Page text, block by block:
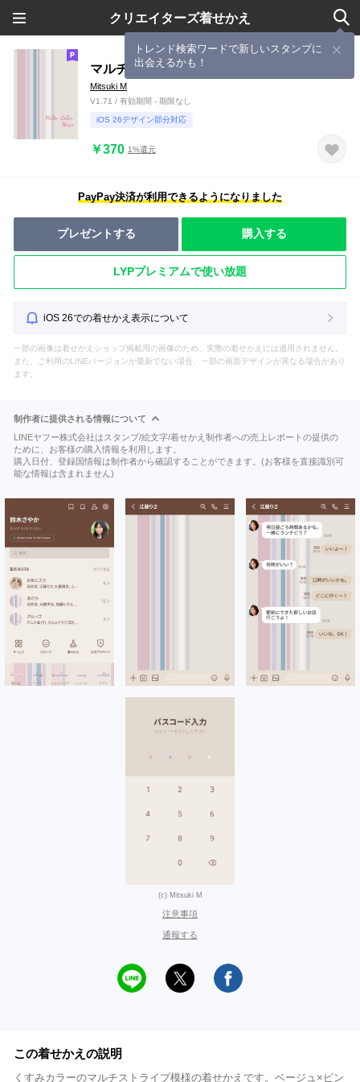
クリエイターズ着せかえ
トレンド検索ワードで新しいスタンプに
出会えるかも！
マルチカラーストライプ*ピンク
Mitsuki M
V1.71 / 有効期間 - 期限なし
iOS 26デザイン部分対応
￥370 1%還元
PayPay決済が利用できるようになりました
プレゼントする 購入する
LYPプレミアムで使い放題
iOS 26での着せかえ表示について
一部の画像は着せかえショップ掲載用の画像のため、実際の着せかえには適用されません。
また、ご利用のLINEバージョンが最新でない場合、一部の画面デザインが異なる場合があり
ます。
制作者に提供される情報について
LINEヤフー株式会社はスタンプ/絵文字/着せかえ制作者への売上レポートの提供の
ために、お客様の購入情報を利用します。
購入日付、登録国情報は制作者から確認することができます。(お客様を直接識別可
能な情報は含まれません)
(c) Mitsuki M
注意事項
通報する
この着せかえの説明
くすみカラーのマルチストライプ模様の着せかえです。ベージュ×ピン